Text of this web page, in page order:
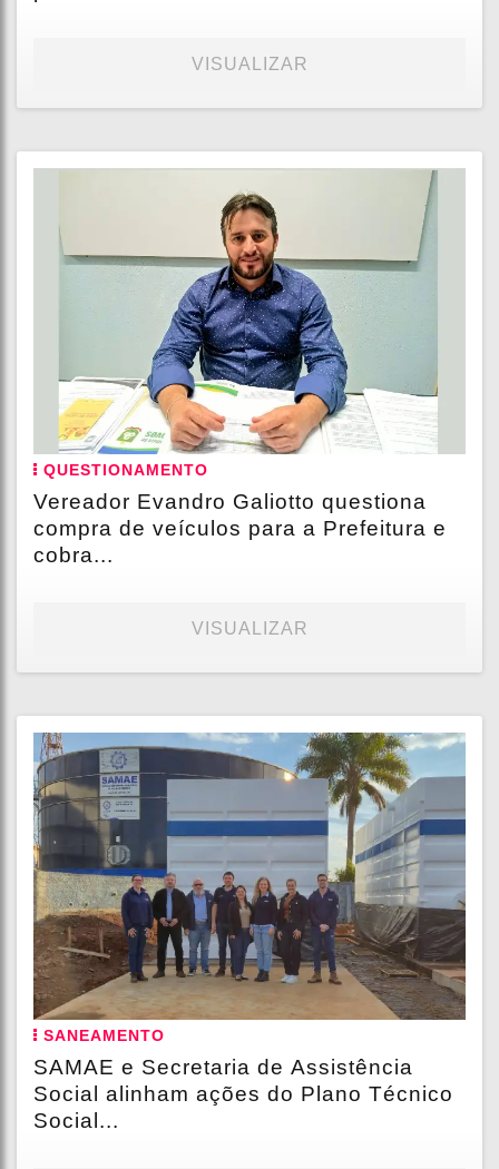
VISUALIZAR
QUESTIONAMENTO
Vereador Evandro Galiotto questiona
compra de veículos para a Prefeitura e
cobra...
VISUALIZAR
SANEAMENTO
SAMAE e Secretaria de Assistência
Social alinham ações do Plano Técnico
Social...